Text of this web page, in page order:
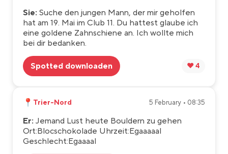
Sie: Suche den jungen Mann, der mir geholfen
hat am 19. Mai im Club 11. Du hattest glaube ich
eine goldene Zahnschiene an. Ich wollte mich
bei dir bedanken.
Spotted downloaden ❤️ 4
📍 Trier-Nord 5 February • 08:35
Er: Jemand Lust heute Bouldern zu gehen
Ort:Blocschokolade Uhrzeit:Egaaaaal
Geschlecht:Egaaaal